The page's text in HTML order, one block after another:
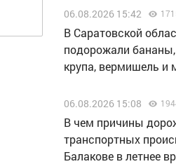
06.08.2026 15:42
В Саратовской
подорожали бананы,
крупа, вермишель и
06.08.2026 15:08
В чем причины
транспортных
Балакове в летнее